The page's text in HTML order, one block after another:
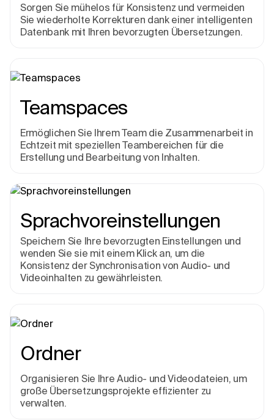
Sorgen Sie mühelos für Konsistenz und vermeiden
Sie wiederholte Korrekturen dank einer intelligenten
Datenbank mit Ihren bevorzugten Übersetzungen.
Teamspaces
Ermöglichen Sie Ihrem Team die Zusammenarbeit in
Echtzeit mit speziellen Teambereichen für die
Erstellung und Bearbeitung von Inhalten.
Sprachvoreinstellungen
Speichern Sie Ihre bevorzugten Einstellungen und
wenden Sie sie mit einem Klick an, um die
Konsistenz der Synchronisation von Audio- und
Videoinhalten zu gewährleisten.
Ordner
Organisieren Sie Ihre Audio- und Videodateien, um
große Übersetzungsprojekte effizienter zu
verwalten.